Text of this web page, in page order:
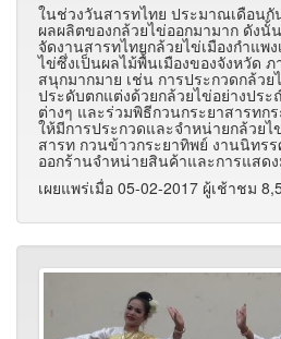
ในช่วงวันสารทไทย ประมาณเดือนกั
ผลผลิตของกล้วยไข่ออกมามาก ดังนั้
จัดงานสารทไทยกล้วยไข่เมืองกำแพ
ไข่ซึ่งเป็นผลไม้พื้นเมืองของจังหวัด
สนุกมากมาย เช่น การประกวดกล้ว
ประดับตกแต่งด้วยกล้วยไข่อย่างปร
ต่างๆ และร่วมพิธีกวนกระยาสารทก
ให้มีการประกวดและจำหน่ายกล้วย
สารท กวนข้าวกระยาทิพย์ งานนิทรร
ออกร้านจำหน่ายสินค้าและการแสด
เผยแพร่เมื่อ 05-02-2017 ผู้เช้าชม